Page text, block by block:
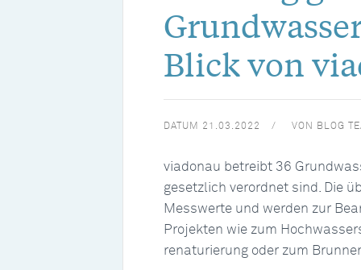
Blick von
DATUM 21.03.2022 VON BLOG
viadonau betreibt 36
gesetzlich verordnet sind. Die
Messwerte und werden zur
Projekten wie zum
renaturierung oder zum